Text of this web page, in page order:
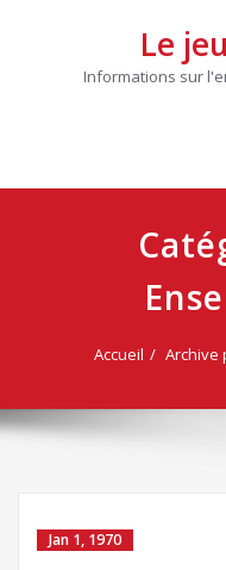
Le
Informations sur
Accueil Archive
Jan 1, 1970